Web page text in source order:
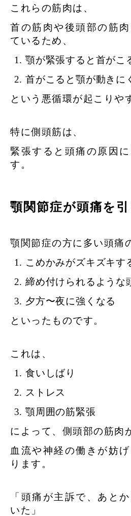
これらの筋肉は、
首の筋肉や後頭部の筋
ているため、
顎が緊張すると首がこ
首がこると顎が動きに
という悪循環が起こりや
特に側頭筋は、
緊張すると頭痛の原因
す。
顎関節症が頭痛を
顎関節症の方に多い頭痛
こめかみがズキズキす
締め付けられるような
夕方〜夜に強くなる
といったものです。
これは、
食いしばり
ストレス
顎周囲の筋緊張
によって、側頭部の筋肉
血流や神経の働きが妨
ります。
「頭痛が主訴で、あと
いた」